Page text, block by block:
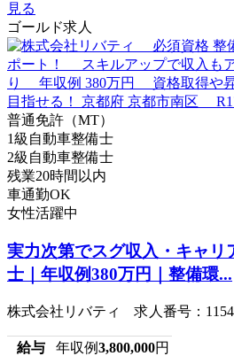
見る
ゴールド求人
普通免許（MT）
1級自動車整備士
2級自動車整備士
残業20時間以内
車通勤OK
女性活躍中
実力次第でスグ収入・キャリ
士｜年収例380万円｜整備環...
株式会社リバティ 求人番号：
給与 年収例3,800,000円